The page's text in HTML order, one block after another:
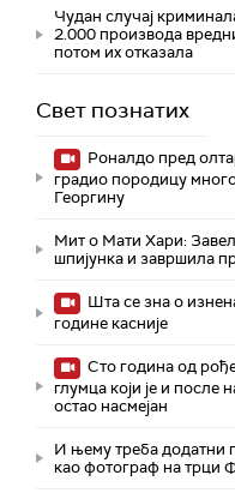
Чудан случај
2.000 производа
потом их отказала
Свет познатих
Роналдо пред
градио породицу
Георгину
Мит о Мати Хари:
шпијунка и завршила
Шта се зна о
године касније
Сто година од
глумца који је и после
остао насмејан
И њему треба додатни
као фотограф на трци